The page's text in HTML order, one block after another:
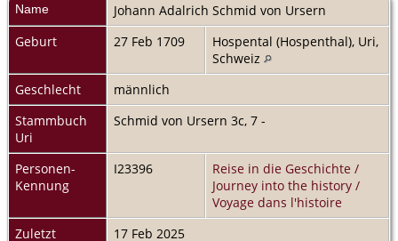
Name Johann Adalrich Schmid von Ursern
Geburt
27 Feb 1709
Hospental (Hospenthal), Uri,
Schweiz
Geschlecht
männlich
Stammbuch
Uri
Schmid von Ursern 3c, 7 -
Personen-
Kennung
I23396
Reise in die Geschichte /
Journey into the history /
Voyage dans l'histoire
Zuletzt
17 Feb 2025